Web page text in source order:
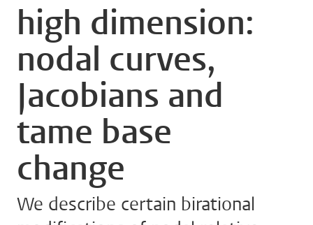
high dimension:
nodal curves,
Jacobians and
tame base
change
We describe certain birational